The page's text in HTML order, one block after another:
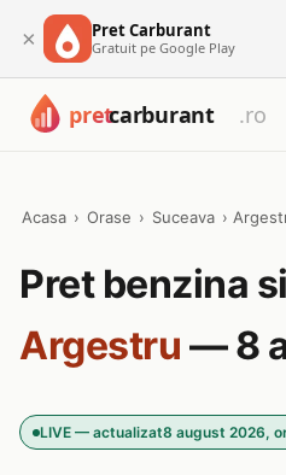
× Pret Carburant
Gratuit pe Google Play
Acasa › Orase › Suceava ›
Pret benzina
Argestru — 8
LIVE — actualizat8 august 2026,